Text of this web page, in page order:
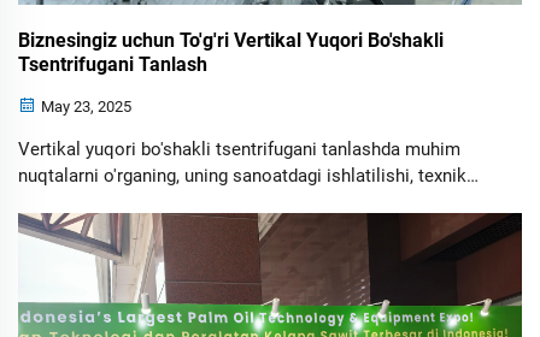
Biznesingiz uchun To'g'ri Vertikal Yuqori Bo'shakli
Tsentrifugani Tanlash
May 23, 2025
Vertikal yuqori bo'shakli tsentrifugani tanlashda muhim
nuqtalarni o'rganing, uning sanoatdagi ishlatilishi, texnik
kelishi haqida ma'lumot oling. Operatsion effektivlikni
oshirish uchun boshqa tsentrifuga texnologiyalaridan
foydalanishga nisbatan imkoniyatlari haqida o'rganing.